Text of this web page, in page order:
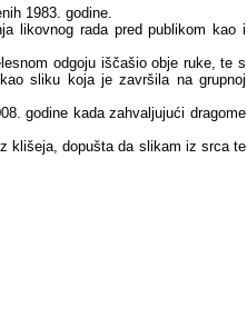
1983. godine.
likovnog rada pred publikom kao i
odgoju iščašio obje ruke, te s
sliku koja je završila na grupnoj
godine kada zahvaljujući dragome
klišeja, dopušta da slikam iz srca te